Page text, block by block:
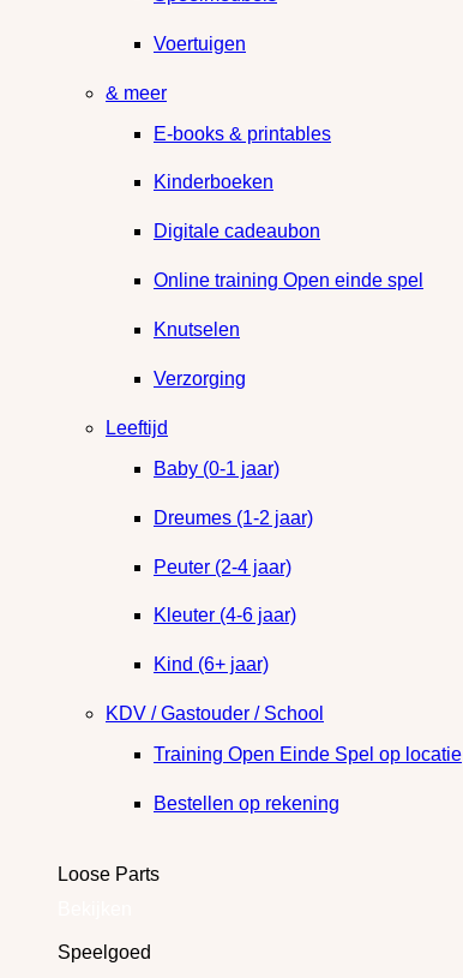
Voertuigen
& meer
E-books & printables
Kinderboeken
Digitale cadeaubon
Online training Open einde spel
Knutselen
Verzorging
Leeftijd
Baby (0-1 jaar)
Dreumes (1-2 jaar)
Peuter (2-4 jaar)
Kleuter (4-6 jaar)
Kind (6+ jaar)
KDV / Gastouder / School
Training Open Einde Spel op locatie
Bestellen op rekening
Loose Parts
Speelgoed